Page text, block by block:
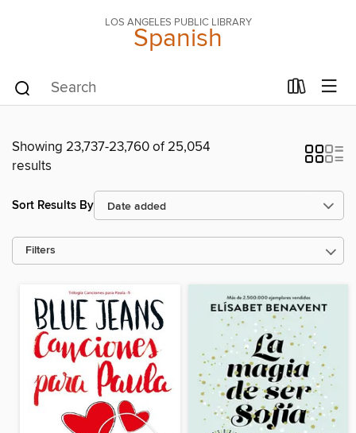
LOS ANGELES PUBLIC LIBRARY
Spanish
Showing 23,737-23,760 of 25,054
results
Sort Results By
Filters